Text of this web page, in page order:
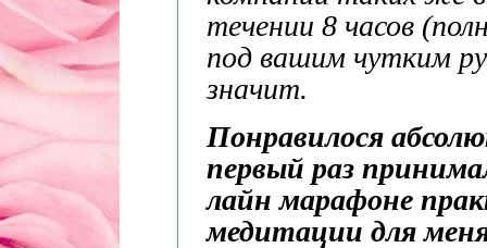
течении 8 часов
под вашим чутким
значит.
Понравилося
первый раз
лайн марафоне
медитации для